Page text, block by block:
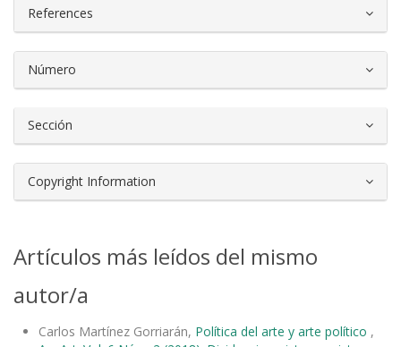
References
Número
Sección
Copyright Information
Artículos más leídos del mismo
autor/a
Carlos Martínez Gorriarán, Política del arte y arte político ,